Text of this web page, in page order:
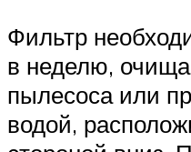
Фильтр
в неделю,
пылесоса или
водой,